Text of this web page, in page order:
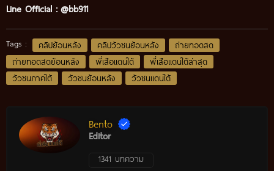
Line Official : @bb911
Tags : คลิปย้อนหลัง คลิปวัวชนย้อนหลัง
ถ่ายทอดสด
ถ่ายทอดสดย้อนหลัง
พี่เสือแดนใต้
พี่เสือแดนใต้ล่าสุด
วัวชนภาคใต้
วัวชนย้อนหลัง วัวชนแดนใต้
Bento
Editor
1341 บทความ